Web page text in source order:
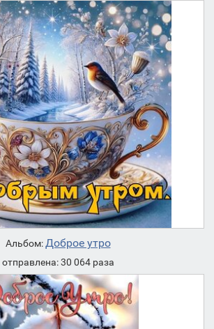
Альбом:Доброе утро
отправлена: 30 064 раза